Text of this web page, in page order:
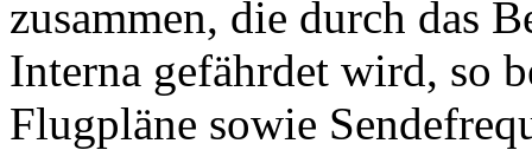
zusammen, die durch das
Interna gefährdet wird, so
Flugpläne sowie